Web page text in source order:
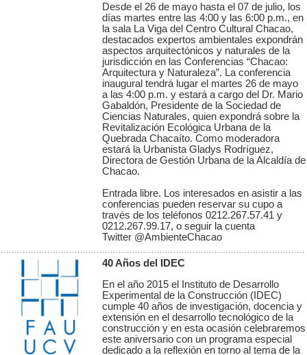
Desde el 26 de mayo hasta el 07 de julio, los
días martes entre las 4:00 y las 6:00 p.m., en
la sala La Viga del Centro Cultural Chacao,
destacados expertos ambientales expondrán
aspectos arquitectónicos y naturales de la
jurisdicción en las Conferencias “Chacao:
Arquitectura y Naturaleza”. La conferencia
inaugural tendrá lugar el martes 26 de mayo
a las 4:00 p.m. y estará a cargo del Dr. Mario
Gabaldón, Presidente de la Sociedad de
Ciencias Naturales, quien expondrá sobre la
Revitalización Ecológica Urbana de la
Quebrada Chacaíto. Como moderadora
estará la Urbanista Gladys Rodríguez,
Directora de Gestión Urbana de la Alcaldía de
Chacao.
Entrada libre. Los interesados en asistir a las
conferencias pueden reservar su cupo a
través de los teléfonos 0212.267.57.41 y
0212.267.99.17, o seguir la cuenta
Twitter @AmbienteChacao
40 Años del IDEC
En el año 2015 el Instituto de Desarrollo
Experimental de la Construcción (IDEC)
cumple 40 años de investigación, docencia y
extensión en el desarrollo tecnológico de la
construcción y en esta ocasión celebraremos
este aniversario con un programa especial
dedicado a la reflexión en torno al tema de la